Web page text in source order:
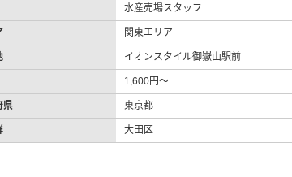
水産売場スタッフ
関東エリア
イオンスタイル御嶽山駅前
1,600円～
県 東京都
大田区